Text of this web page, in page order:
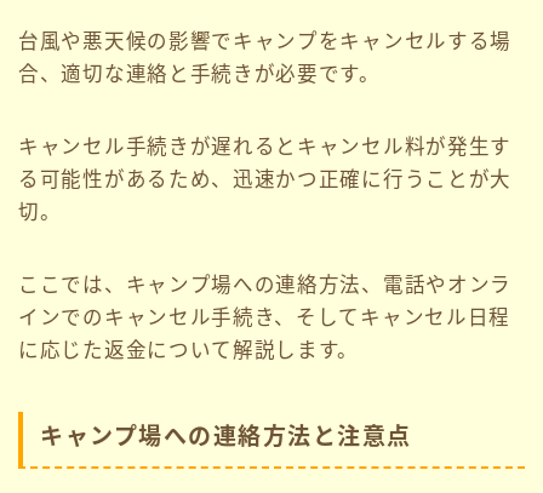
台風や悪天候の影響でキャンプをキャンセルする場
合、適切な連絡と手続きが必要です。
キャンセル手続きが遅れるとキャンセル料が発生す
る可能性があるため、迅速かつ正確に行うことが大
切。
ここでは、キャンプ場への連絡方法、電話やオンラ
インでのキャンセル手続き、そしてキャンセル日程
に応じた返金について解説します。
キャンプ場への連絡方法と注意点